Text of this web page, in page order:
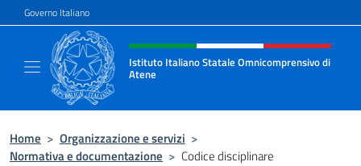
Salta al contenuto
Governo Italiano
Intestazione sito, social e menù
Istituto Italiano Statale Omnicomprensivo di
Atene
Home > Organizzazione e servizi >
Normativa e documentazione > Codice disciplinare